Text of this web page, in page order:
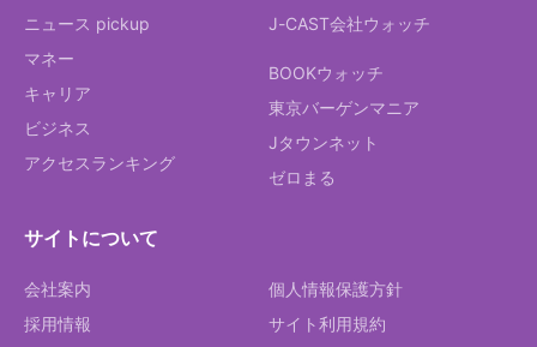
ニュース pickup
マネー
キャリア
ビジネス
アクセスランキング
J-CAST会社ウォッチ
BOOKウォッチ
東京バーゲンマニア
Jタウンネット
ゼロまる
サイトについて
会社案内
採用情報
個人情報保護方針
サイト利用規約